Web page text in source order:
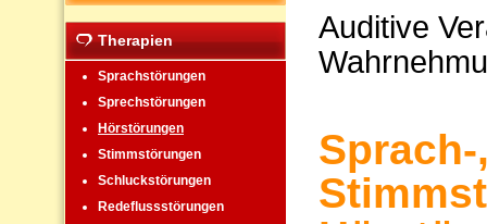
Therapien
Sprachstörungen
Sprechstörungen
Hörstörungen
Stimmstörungen
Schluckstörungen
Redeflussstörungen
Auditive